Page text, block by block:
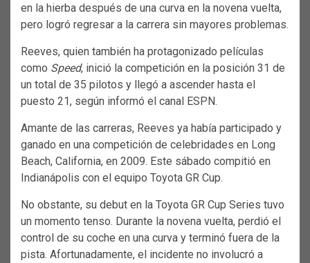
en la hierba después de una curva en la novena vuelta,
pero logró regresar a la carrera sin mayores problemas.
Reeves, quien también ha protagonizado películas
como Speed, inició la competición en la posición 31 de
un total de 35 pilotos y llegó a ascender hasta el
puesto 21, según informó el canal ESPN.
Amante de las carreras, Reeves ya había participado y
ganado en una competición de celebridades en Long
Beach, California, en 2009. Este sábado compitió en
Indianápolis con el equipo Toyota GR Cup.
No obstante, su debut en la Toyota GR Cup Series tuvo
un momento tenso. Durante la novena vuelta, perdió el
control de su coche en una curva y terminó fuera de la
pista. Afortunadamente, el incidente no involucró a